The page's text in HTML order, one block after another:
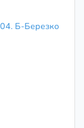
Б-Березко